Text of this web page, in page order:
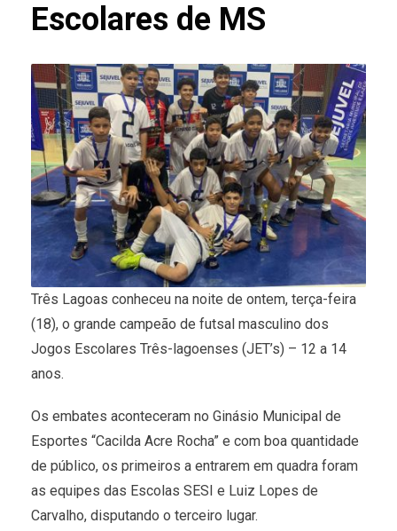
Escolares de MS
Três Lagoas conheceu na noite de ontem, terça-feira
(18), o grande campeão de futsal masculino dos
Jogos Escolares Três-lagoenses (JET’s) – 12 a 14
anos.
Os embates aconteceram no Ginásio Municipal de
Esportes “Cacilda Acre Rocha” e com boa quantidade
de público, os primeiros a entrarem em quadra foram
as equipes das Escolas SESI e Luiz Lopes de
Carvalho, disputando o terceiro lugar.